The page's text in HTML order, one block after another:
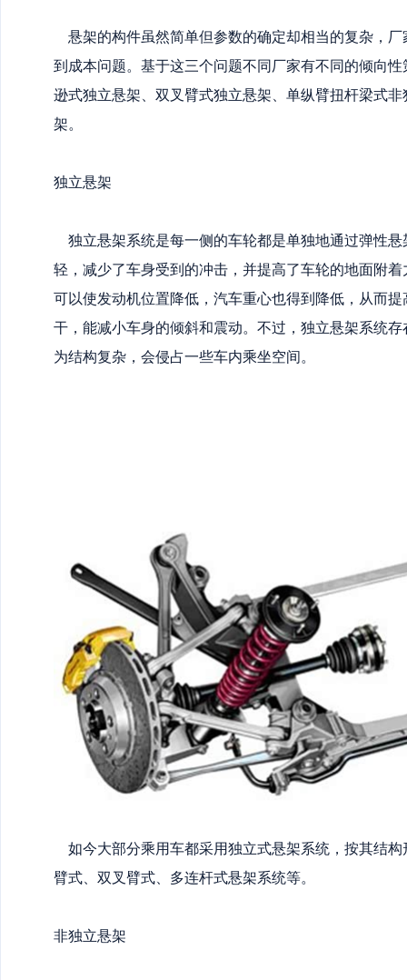
悬架的构件虽然简单但参数的确定却相当的复杂，
到成本问题。基于这三个问题不同厂家有不同的倾向
逊式独立悬架、双叉臂式独立悬架、单纵臂扭杆梁式
架。
独立悬架
独立悬架系统是每一侧的车轮都是单独地通过弹性
轻，减少了车身受到的冲击，并提高了车轮的地面附
可以使发动机位置降低，汽车重心也得到降低，从而
干，能减小车身的倾斜和震动。不过，独立悬架系统
为结构复杂，会侵占一些车内乘坐空间。
如今大部分乘用车都采用独立式悬架系统，按其结
臂式、双叉臂式、多连杆式悬架系统等。
非独立悬架